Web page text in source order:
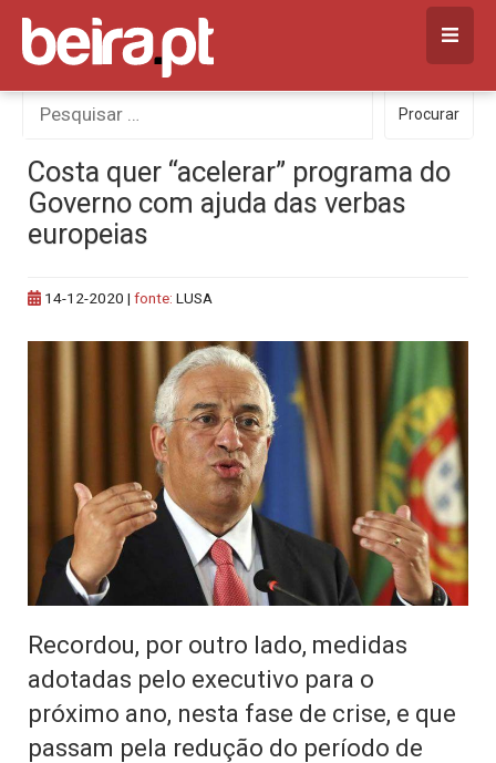
Skip
content
Procurar
por:
Procurar
Costa quer “acelerar” programa do
Governo com ajuda das verbas
europeias
14-12-2020 | fonte: LUSA
Recordou, por outro lado, medidas
adotadas pelo executivo para o
próximo ano, nesta fase de crise, e que
passam pela redução do período de